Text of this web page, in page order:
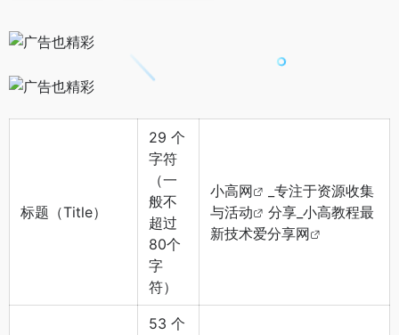
标题（Title）
29 个
字符
（一
般不
超过
80个
字
符）
小高网
_专注于资源收集
与活动
分享_小高教程最
新技术爱分享网
53 个